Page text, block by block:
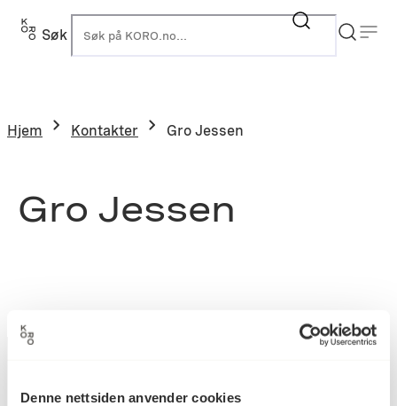
Denne nettsiden anvender cookies
Søk
Hjem Kontakter Gro Jessen
Gro Jessen